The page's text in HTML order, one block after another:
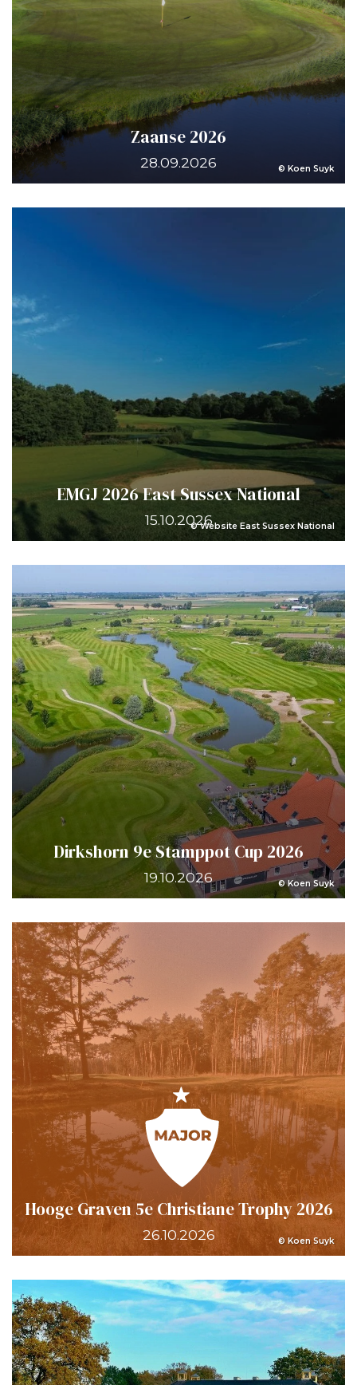
© Koen Suyk
Zaanse 2026
28.09.2026
© Website East Sussex National
EMGJ 2026 East Sussex National
15.10.2026
© Koen Suyk
Dirkshorn 9e Stamppot Cup 2026
19.10.2026
© Koen Suyk
Hooge Graven 5e Christiane Trophy 2026
26.10.2026